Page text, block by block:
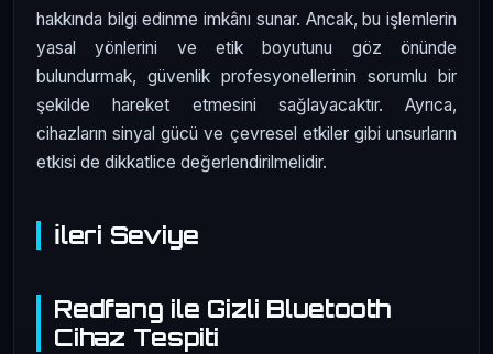
hakkında bilgi edinme imkânı sunar. Ancak, bu işlemlerin
yasal yönlerini ve etik boyutunu göz önünde
bulundurmak, güvenlik profesyonellerinin sorumlu bir
şekilde hareket etmesini sağlayacaktır. Ayrıca,
cihazların sinyal gücü ve çevresel etkiler gibi unsurların
etkisi de dikkatlice değerlendirilmelidir.
İleri Seviye
Redfang ile Gizli Bluetooth
Cihaz Tespiti